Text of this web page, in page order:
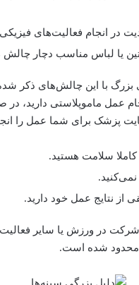
در انجام فعالیت‌های
یا لباس مناسب دچار
بزرگ با این چالش‌های ذکر
عمل ماموپلاستی دارید،
پزشک برای شما عمل را
سلامت هستید.
از نتایج عمل خود دارید.
در ورزش یا سایر
محدود شده است.